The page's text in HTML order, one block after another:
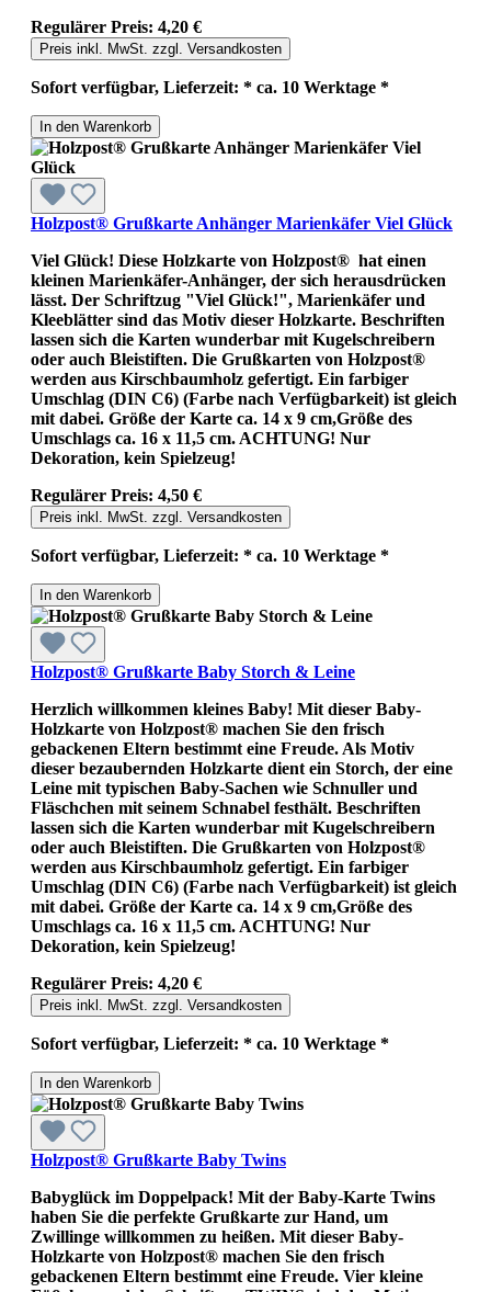
Regulärer Preis: 4,20 €
Preis inkl. MwSt. zzgl. Versandkosten
Sofort verfügbar, Lieferzeit: * ca. 10 Werktage *
In den Warenkorb
Holzpost® Grußkarte Anhänger Marienkäfer Viel Glück
Viel Glück! Diese Holzkarte von Holzpost® hat einen
kleinen Marienkäfer-Anhänger, der sich herausdrücken
lässt. Der Schriftzug "Viel Glück!", Marienkäfer und
Kleeblätter sind das Motiv dieser Holzkarte. Beschriften
lassen sich die Karten wunderbar mit Kugelschreibern
oder auch Bleistiften. Die Grußkarten von Holzpost®
werden aus Kirschbaumholz gefertigt. Ein farbiger
Umschlag (DIN C6) (Farbe nach Verfügbarkeit) ist gleich
mit dabei. Größe der Karte ca. 14 x 9 cm,Größe des
Umschlags ca. 16 x 11,5 cm. ACHTUNG! Nur
Dekoration, kein Spielzeug!
Regulärer Preis: 4,50 €
Preis inkl. MwSt. zzgl. Versandkosten
Sofort verfügbar, Lieferzeit: * ca. 10 Werktage *
In den Warenkorb
Holzpost® Grußkarte Baby Storch & Leine
Herzlich willkommen kleines Baby! Mit dieser Baby-
Holzkarte von Holzpost® machen Sie den frisch
gebackenen Eltern bestimmt eine Freude. Als Motiv
dieser bezaubernden Holzkarte dient ein Storch, der eine
Leine mit typischen Baby-Sachen wie Schnuller und
Fläschchen mit seinem Schnabel festhält. Beschriften
lassen sich die Karten wunderbar mit Kugelschreibern
oder auch Bleistiften. Die Grußkarten von Holzpost®
werden aus Kirschbaumholz gefertigt. Ein farbiger
Umschlag (DIN C6) (Farbe nach Verfügbarkeit) ist gleich
mit dabei. Größe der Karte ca. 14 x 9 cm,Größe des
Umschlags ca. 16 x 11,5 cm. ACHTUNG! Nur
Dekoration, kein Spielzeug!
Regulärer Preis: 4,20 €
Preis inkl. MwSt. zzgl. Versandkosten
Sofort verfügbar, Lieferzeit: * ca. 10 Werktage *
In den Warenkorb
Holzpost® Grußkarte Baby Twins
Babyglück im Doppelpack! Mit der Baby-Karte Twins
haben Sie die perfekte Grußkarte zur Hand, um
Zwillinge willkommen zu heißen. Mit dieser Baby-
Holzkarte von Holzpost® machen Sie den frisch
gebackenen Eltern bestimmt eine Freude. Vier kleine